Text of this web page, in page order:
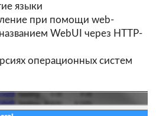
языки
при помощи web-
WebUI через HTTP-
операционных систем